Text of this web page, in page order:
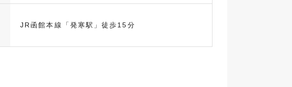
JR函館本線「発寒駅」徒歩15分